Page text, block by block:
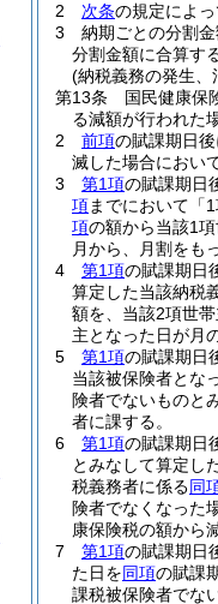
2
次条の規定によ
3
納期ごとの分割
分割金額に合算す
(納税義務の発生、
第13条
国民健康保
る減額が行われた
2
前項の賦課期日
滅した場合におい
3
第1項の賦課期日
項までにおいて「
項の額から当該1
月から、月割をも
4
第1項の賦課期日
算定した当該納税
額を、当該2項世
主となった日が月
5
第1項の賦課期日
当該被保険者とな
険者でないものと
者に課する。
6
第1項の賦課期日
とみなして算定し
税義務者に係る同
険者でなくなった
康保険税の額から
7
第1項の賦課期日
た日を同項の賦課
課税被保険者でな